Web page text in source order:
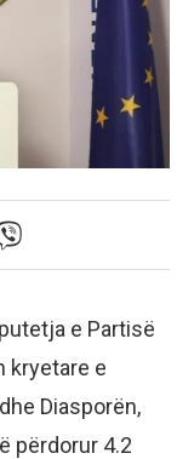
e Partisë
kryetare e
Diasporën,
përdorur 4.2